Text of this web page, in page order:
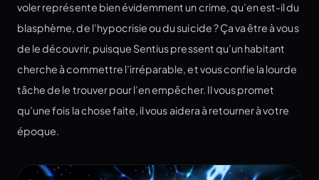
voler représente bien évidemment un crime, qu’en est-il du
blasphème, de l’hypocrisie ou du suicide ? Ça va être à vous
de le découvrir, puisque Sentius pressent qu’un habitant
cherche à commettre l’irréparable, et vous confie la lourde
tâche de le trouver pour l’en empêcher. Il vous promet
qu’une fois la chose faite, il vous aidera à retourner à votre
époque.